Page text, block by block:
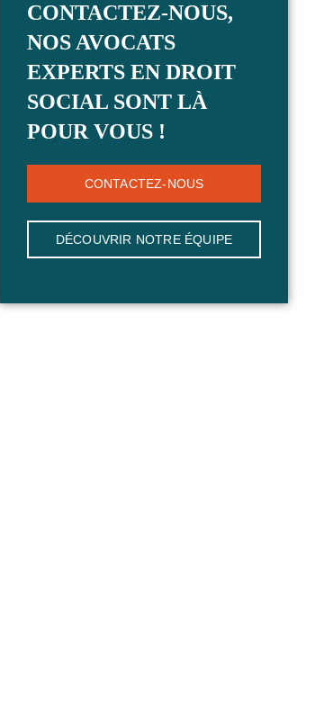
CONTACTEZ-NOUS,
NOS AVOCATS
EXPERTS EN DROIT
SOCIAL SONT LÀ
POUR VOUS !
CONTACTEZ-NOUS
DÉCOUVRIR NOTRE ÉQUIPE